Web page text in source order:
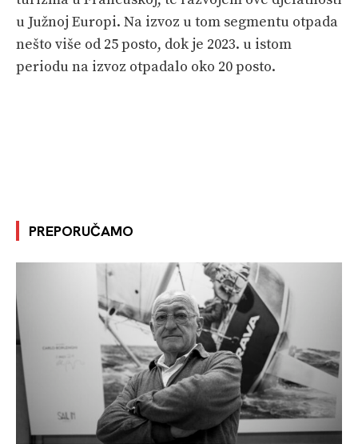
u Južnoj Europi. Na izvoz u tom segmentu otpada
nešto više od 25 posto, dok je 2023. u istom
periodu na izvoz otpadalo oko 20 posto.
PREPORUČAMO